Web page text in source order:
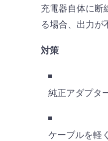
充電器自体に断
る場合、出力が
対策
純正アダプタ
ケーブルを軽